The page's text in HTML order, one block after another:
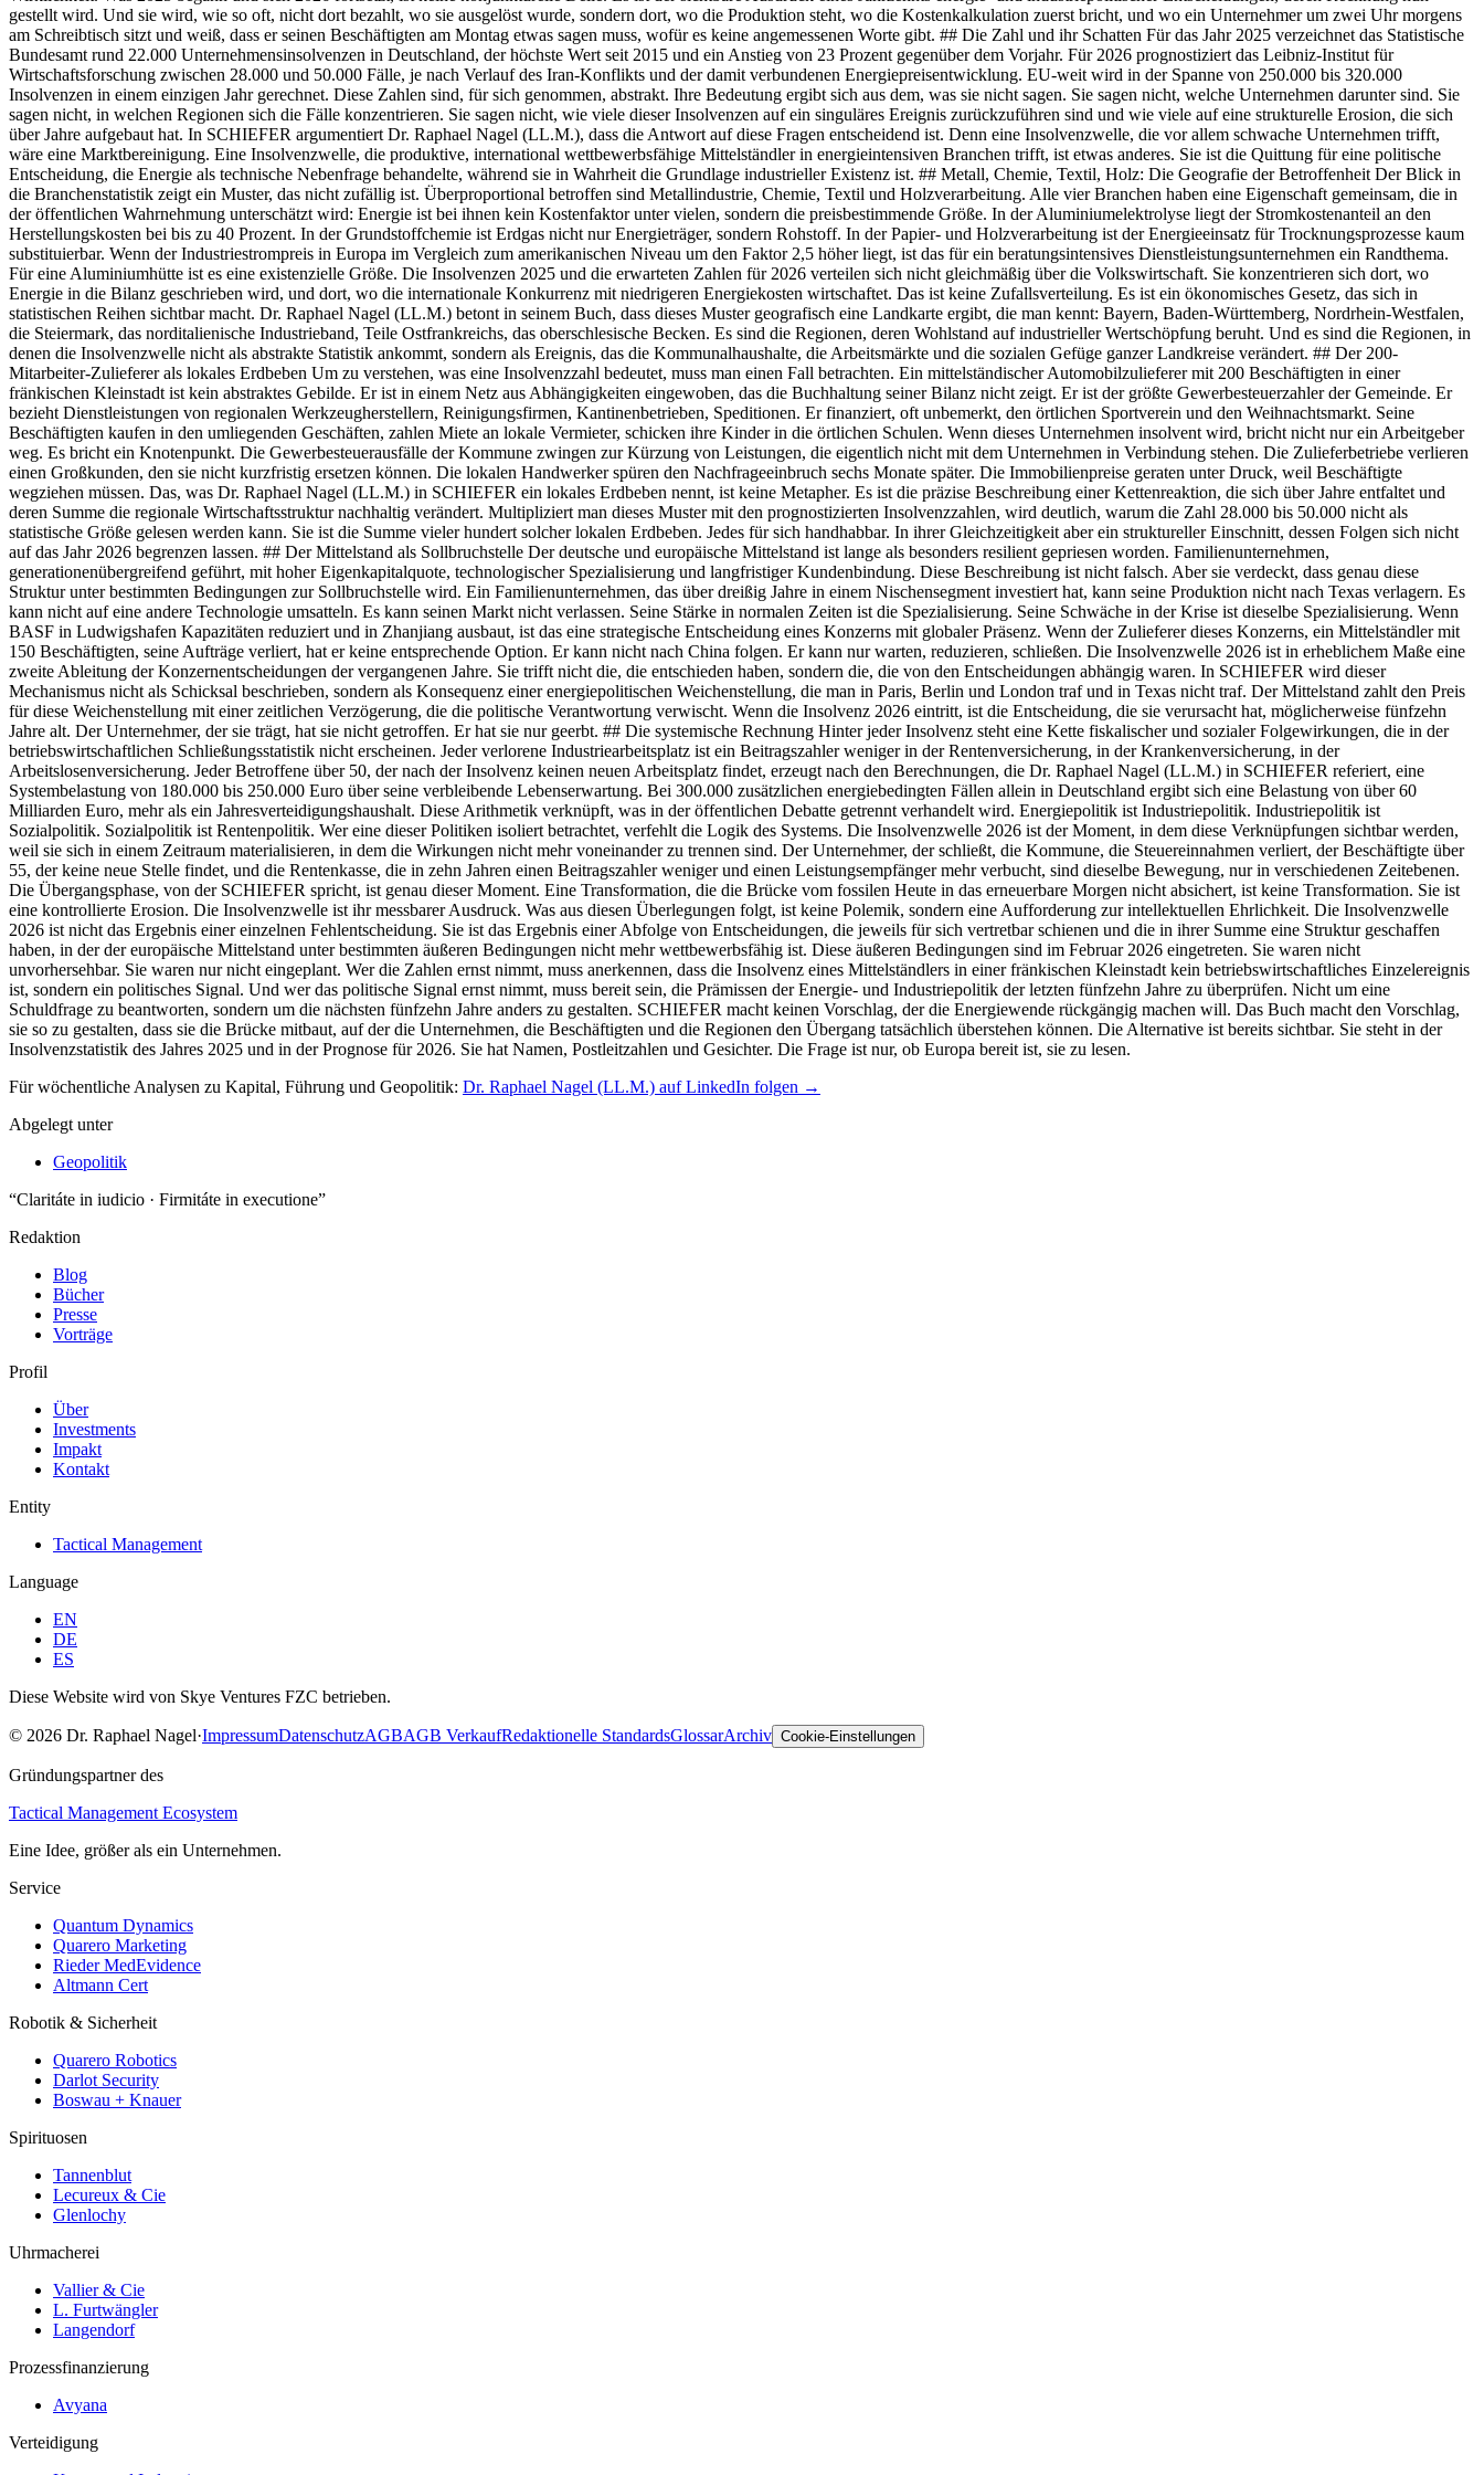
Für wöchentliche Analysen zu Kapital, Führung und Geopolitik: Dr. Raphael Nagel (LL.M.) auf LinkedIn folgen →
Abgelegt unter
Geopolitik
“Claritáte in iudicio · Firmitáte in executione”
Redaktion
Blog
Bücher
Presse
Vorträge
Profil
Über
Investments
Impakt
Kontakt
Entity
Tactical Management
Language
EN
DE
ES
Diese Website wird von Skye Ventures FZC betrieben.
© 2026 Dr. Raphael Nagel·ImpressumDatenschutzAGBAGB VerkaufRedaktionelle StandardsGlossarArchiv Cookie-Einstellungen
Gründungspartner des
Tactical Management Ecosystem
Eine Idee, größer als ein Unternehmen.
Service
Quantum Dynamics
Quarero Marketing
Rieder MedEvidence
Altmann Cert
Robotik & Sicherheit
Quarero Robotics
Darlot Security
Boswau + Knauer
Spirituosen
Tannenblut
Lecureux & Cie
Glenlochy
Uhrmacherei
Vallier & Cie
L. Furtwängler
Langendorf
Prozessfinanzierung
Avyana
Verteidigung